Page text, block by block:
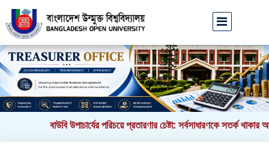
বাউবি উপাচার্যের পরিচয়ে প্রতারণার চেষ্টা: সর্বসাধারণকে সতর্ক থাকার